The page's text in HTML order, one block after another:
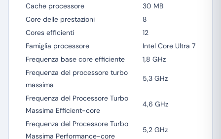
Cache processore
30 MB
Core delle prestazioni
8
Cores efficienti
12
Famiglia processore
Intel Core Ultra 7
Frequenza base core efficiente
1,8 GHz
Frequenza del processore turbo
massima
5,3 GHz
Frequenza del Processore Turbo
Massima Efficient-core
4,6 GHz
Frequenza del Processore Turbo
Massima Performance-core
5,2 GHz